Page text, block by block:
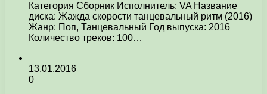
Категория Сборник Исполнитель: VA Название
диска: Жажда скорости танцевальный ритм (2016)
Жанр: Поп, Танцевальный Год выпуска: 2016
Количество треков: 100…
13.01.2016
0